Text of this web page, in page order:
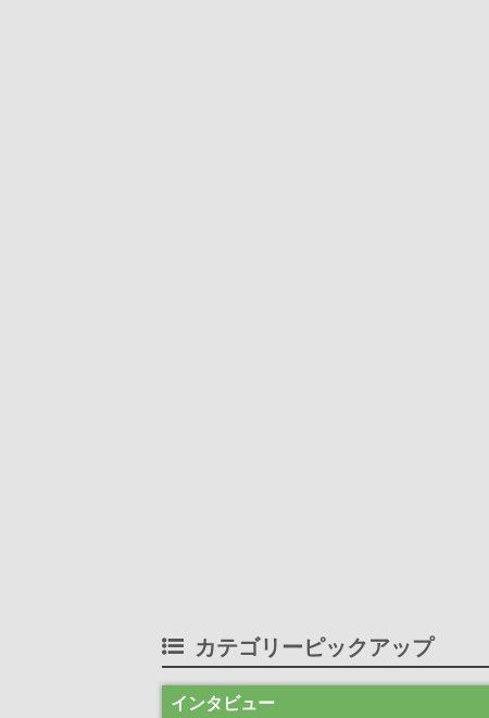
カテゴリーピックアップ
インタビュー